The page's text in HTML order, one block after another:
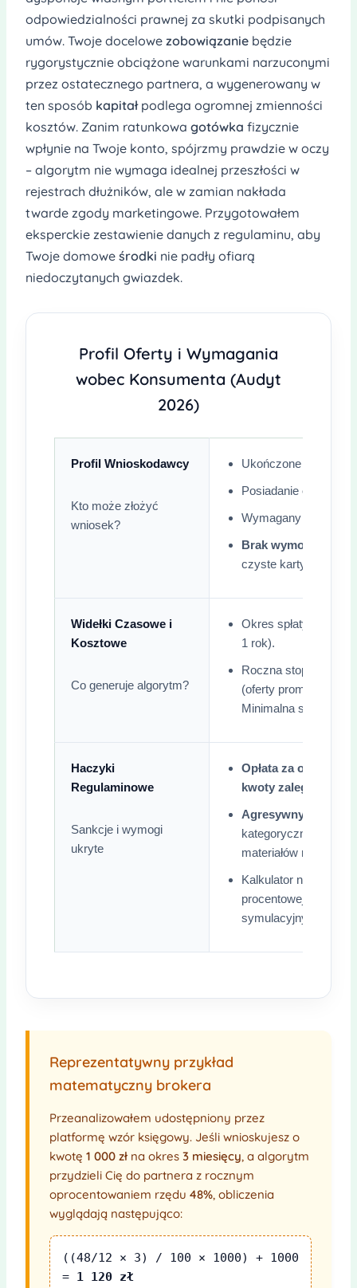
odpowiedzialności prawnej za skutki podpisanych
umów. Twoje docelowe zobowiązaniebędzie
rygorystycznie obciążone warunkami narzuconymi
przez ostatecznego partnera, a wygenerowany w
ten sposób kapitałpodlega ogromnej zmienności
kosztów. Zanim ratunkowa gotówka fizycznie
wpłynie na Twoje konto, spójrzmy prawdzie w oczy
– algorytm nie wymaga idealnej przeszłości w
rejestrach dłużników, ale w zamian nakłada
twarde zgody marketingowe. Przygotowałem
eksperckie zestawienie danych z regulaminu, aby
Twoje domowe środki nie padły ofiarą
niedoczytanych gwiazdek.
Profil Oferty i Wymagania
wobec Konsumenta (Audyt
2026)
Profil Wnioskodawcy
Kto może złożyć
wniosek?
Ukończone
Posiadanie
Wymagany ważny,
Brak wymogu
czyste karty oraz
Widełki Czasowe i
Kosztowe
Co generuje algorytm?
Okres spłaty: od
1 rok).
Roczna stopa
(oferty promocyjne)
Minimalna stopa u
Haczyki
Regulaminowe
Sankcje i wymogi
ukryte
Opłata za
kwoty zaległej
Agresywny
kategorycznie
materiałów
Kalkulator na stronie
procentowej”, co
symulacyjnym, a nie
Reprezentatywny przykład
matematyczny brokera
Przeanalizowałem udostępniony przez
platformę wzór księgowy. Jeśli wnioskujesz o
kwotę 1 000 złna okres 3 miesięcy, a algorytm
przydzieli Cię do partnera z rocznym
oprocentowaniem rzędu 48%, obliczenia
wyglądają następująco:
((48/12 × 3) / 100 × 1000) + 1000
= 1 120 zł